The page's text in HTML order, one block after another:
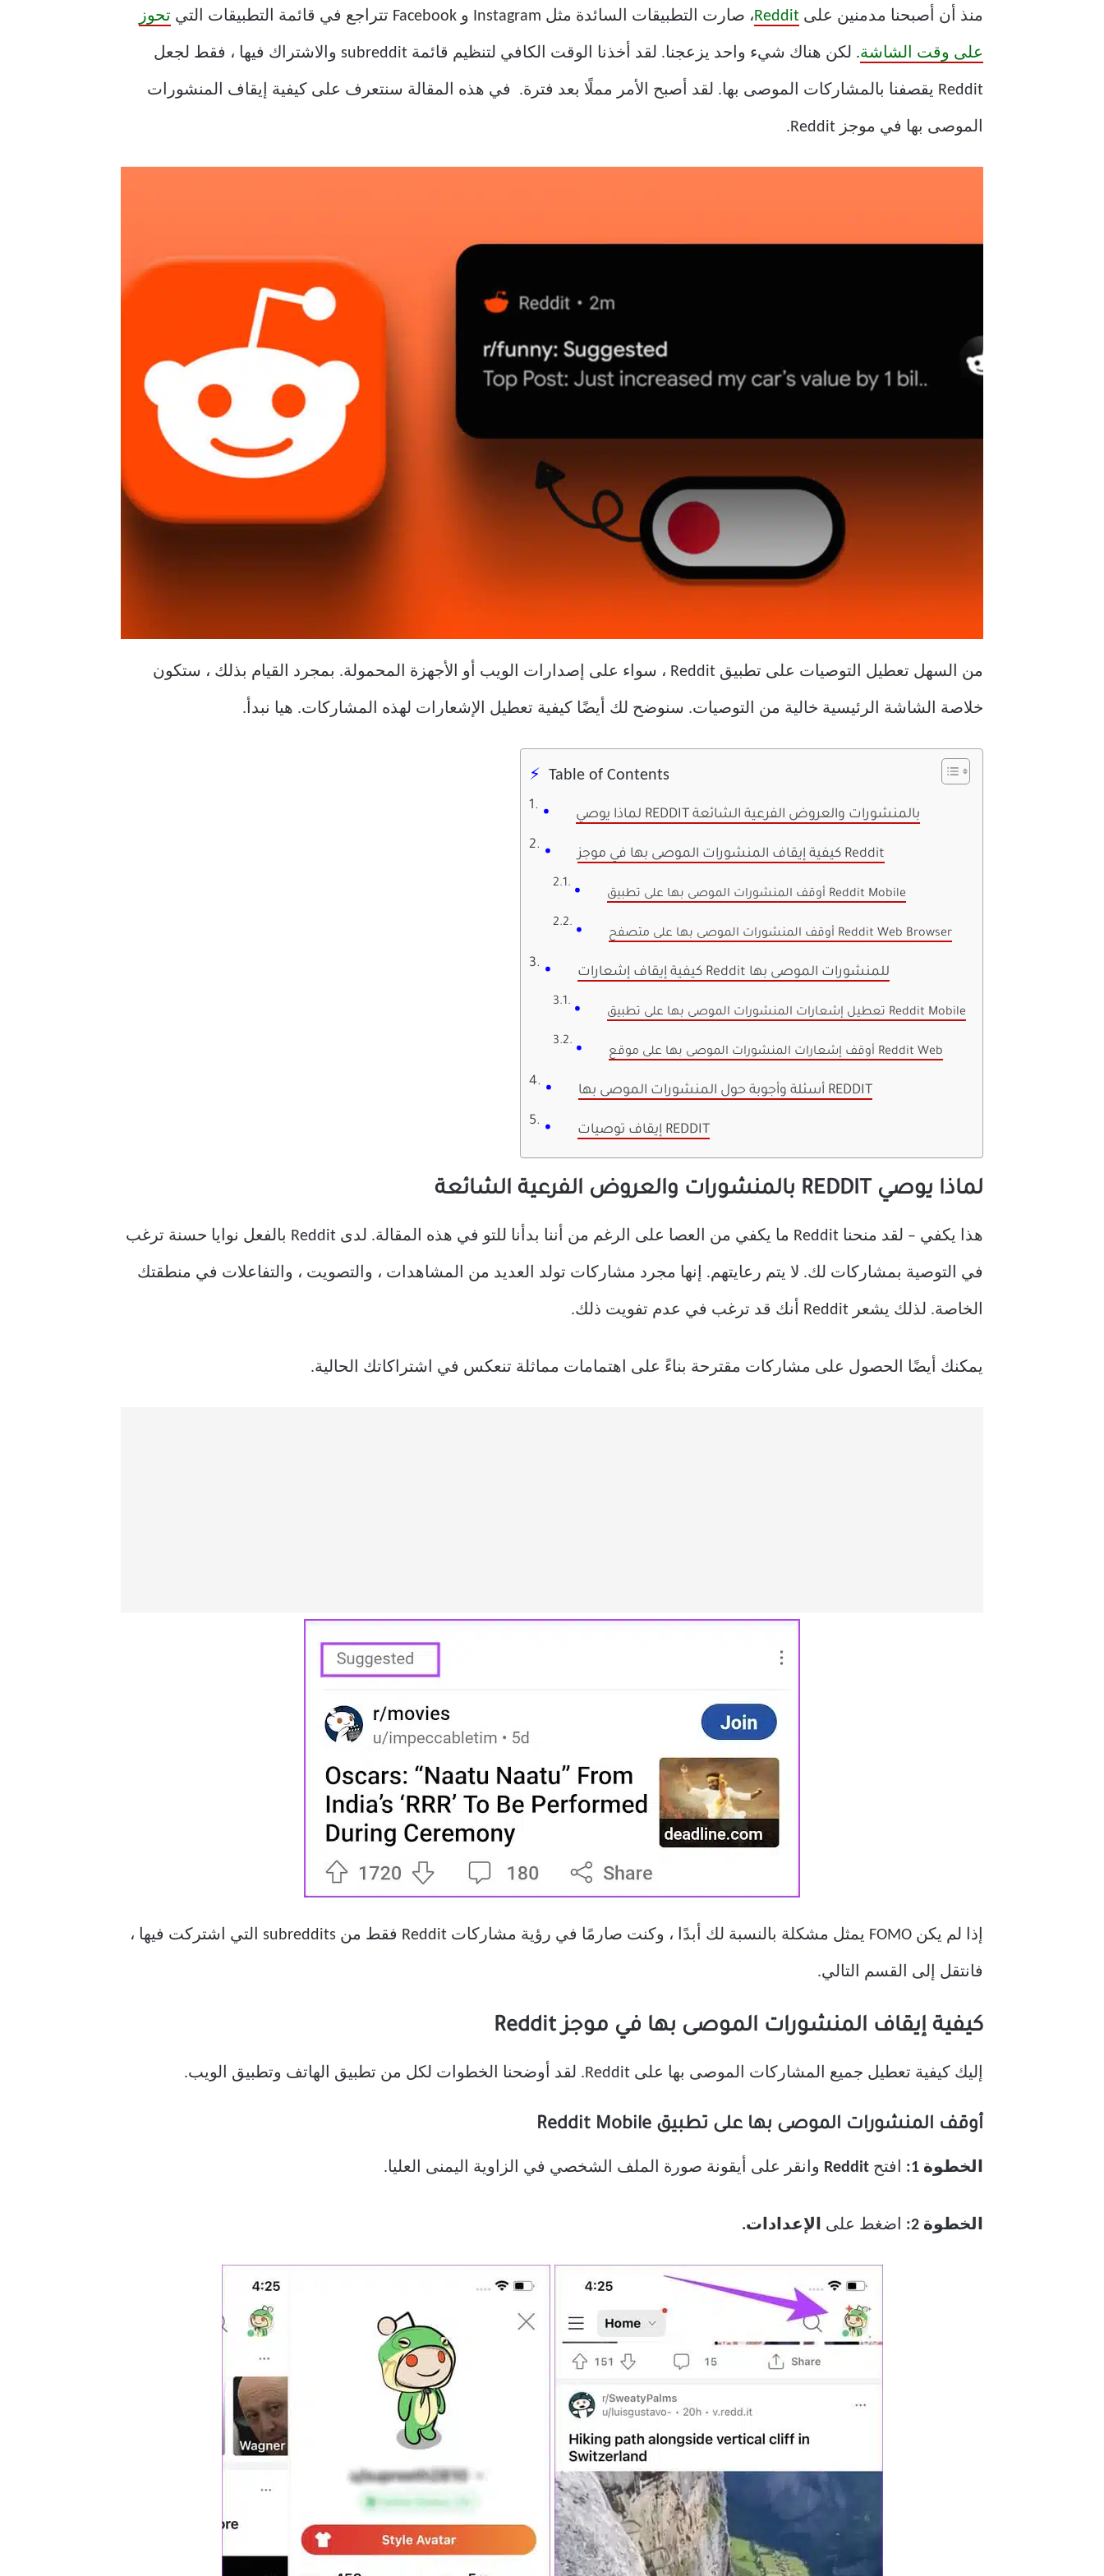
منذ أن أصبحنا مدمنين على Reddit، صارت التطبيقات السائدة مثل Instagram و Facebook تتراجع في قائمة التطبيقات التي تحوز
على وقت الشاشة . لكن هناك شيء واحد يزعجنا. لقد أخذنا الوقت الكافي لتنظيم قائمة subreddit والاشتراك فيها ، فقط لجعل
Reddit يقصفنا بالمشاركات الموصى بها. لقد أصبح الأمر مملًا بعد فترة. في هذه المقالة سنتعرف على كيفية إيقاف المنشورات
الموصى بها في موجز Reddit.
من السهل تعطيل التوصيات على تطبيق Reddit ، سواء على إصدارات الويب أو الأجهزة المحمولة. بمجرد القيام بذلك ، ستكون
خلاصة الشاشة الرئيسية خالية من التوصيات. سنوضح لك أيضًا كيفية تعطيل الإشعارات لهذه المشاركات. هيا نبدأ.
Table of Contents
لماذا يوصي REDDIT بالمنشورات والعروض الفرعية الشائعة
كيفية إيقاف المنشورات الموصى بها في موجز Reddit
أوقف المنشورات الموصى بها على تطبيق Reddit Mobile
أوقف المنشورات الموصى بها على متصفح Reddit Web Browser
كيفية إيقاف إشعارات Reddit للمنشورات الموصى بها
تعطيل إشعارات المنشورات الموصى بها على تطبيق Reddit Mobile
أوقف إشعارات المنشورات الموصى بها على موقع Reddit Web
أسئلة وأجوبة حول المنشورات الموصى بها REDDIT
إيقاف توصيات REDDIT
لماذا يوصي REDDIT بالمنشورات والعروض الفرعية الشائعة
هذا يكفي – لقد منحنا Reddit ما يكفي من العصا على الرغم من أننا بدأنا للتو في هذه المقالة. لدى Reddit بالفعل نوايا حسنة ترغب
في التوصية بمشاركات لك. لا يتم رعايتهم. إنها مجرد مشاركات تولد العديد من المشاهدات ، والتصويت ، والتفاعلات في منطقتك
الخاصة. لذلك يشعر Reddit أنك قد ترغب في عدم تفويت ذلك.
يمكنك أيضًا الحصول على مشاركات مقترحة بناءً على اهتمامات مماثلة تنعكس في اشتراكاتك الحالية.
إذا لم يكن FOMO يمثل مشكلة بالنسبة لك أبدًا ، وكنت صارمًا في رؤية مشاركات Reddit فقط من subreddits التي اشتركت فيها ،
فانتقل إلى القسم التالي.
كيفية إيقاف المنشورات الموصى بها في موجز Reddit
إليك كيفية تعطيل جميع المشاركات الموصى بها على Reddit. لقد أوضحنا الخطوات لكل من تطبيق الهاتف وتطبيق الويب.
أوقف المنشورات الموصى بها على تطبيق Reddit Mobile
الخطوة 1: افتح Reddit وانقر على أيقونة صورة الملف الشخصي في الزاوية اليمنى العليا.
الخطوة 2: اضغط على الإعدادات.